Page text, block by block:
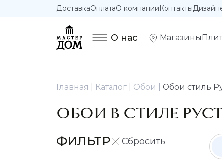
ДоставкаОплатаО компанииКонтакты
О нас Магазины
Главная Каталог Обои Обои стиль
ОБОИ В СТИЛЕ
ФИЛЬТР